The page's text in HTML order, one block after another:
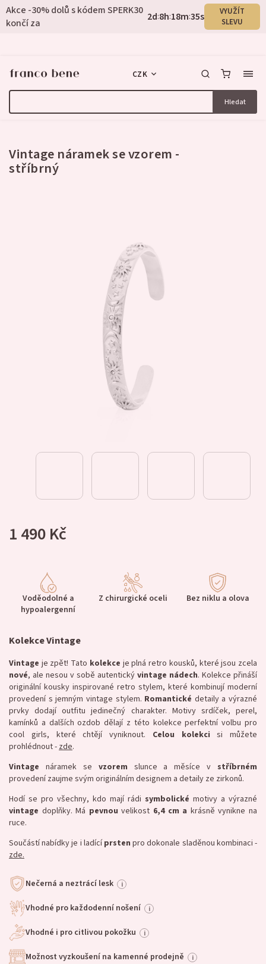
Akce -30% dolů s kódem SPERK30
končí za
2d:8h:18m:34s
VYUŽÍT
SLEVU
Hledat
CZK
2 hodnocení
Vintage náramek se vzorem -
stříbrný
1 490 Kč
Voděodolné a
hypoalergenní
Z chirurgické oceli Bez niklu a olova
Kolekce Vintage
Vintage je zpět! Tato kolekce je plná retro kousků, které jsou zcela
nové, ale nesou v sobě autentický vintage nádech. Kolekce přináší
originální kousky inspirované retro stylem, které kombinují moderní
provedení s jemným vintage stylem. Romantické detaily a výrazné
prvky dodají outfitu jedinečný charakter. Motivy srdíček, perel,
kamínků a dalších ozdob dělají z této kolekce perfektní volbu pro
cool girls, které chtějí vyniknout. Celou kolekci si můžete
prohlédnout -zde.
Vintage náramek se vzorem slunce a měsíce v stříbrném
provedení zaujme svým originálním designem a detaily ze zirkonů.
Hodí se pro všechny, kdo mají rádi symbolické motivy a výrazné
vintage doplňky. Má pevnou velikost 6,4 cm a krásně vynikne na
ruce.
Součástí nabídky je i ladícíprsten pro dokonale sladěnou kombinaci -
zde.
Nečerná a neztrácí lesk i
Vhodné pro každodenní nošení i
Vhodné i pro citlivou pokožku i
Možnost vyzkoušení na kamenné prodejně i